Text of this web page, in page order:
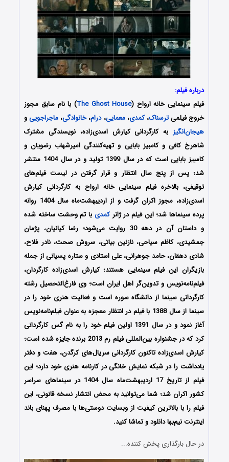
درباره فیلم:
فیلم سینمایی خانه ارواح (The Ghost House) با نام سابق مجوز
خروج فیلمیترسناک،کمدی،معمایی،درام،خانوادگی، ماجراجوییو
هیجان‌انگیز به کارگردانی کیارش اسدی‌زاده، نویسندگی مشترک
شاهرخ کافی و کامبیز بابایی و تهیه‌کنندگی امیرشهاب رضویان و
کامبیز بابایی است که در سال 1399 تولید و در سال 1404 منتشر
شد؛ پس از پنج سال انتظار و قرار گرفتن در لیست فیلم‌های
توقیفی، بالاخره فیلم سینمایی خانه ارواح به کارگردانی کیارش
اسدی‌زاده، مجوز اکران گرفت و از اردیبهشت‌ماه سال 1404 روانه
پرده سینماها شد؛ این فیلم در ژانرکمدی با تم وحشت ساخته شده
و داستان آن در دهه 30 روایت می‌شود؛ رضا کیانیان، پژمان
جمشیدی، کاظم سیاحی، نازنین بیاتی، سروش صحت، نادر فلاح،
شادی دهقان، حامد جوهرانی، علی استادی و ستاره پسیانی از جمله
بازیگران این فیلم سینمایی هستند؛ کیارش اسدی‌زاده کارگردان،
فیلم‌نامه‌نویس و تدوین‌گر اهل ایران است؛ وی فارغ‌التحصیل رشته
کارگردانی سینما از دانشگاه سوره است و فعالیت هنری خود را در
سینما از سال 1388 با فیلم در انتظار معجزه به عنوان فیلم‌نامه‌نویس
آغاز نمود و در سال 1391 اولین فیلم خود را به نام گس کارگردانی
کرد که در جشنواره بین‌المللی فیلم رم 2013 برنده جایزه شده‌ است؛
کیارش اسدی‌زاده تاکنون کارگردانی سریال‌های کرگدن، هفت و دفتر
یادداشت را در شبکه نمایش خانگی در کارنامه هنری خود دارد؛ این
فیلم از تاریخ 17 اردیبهشت‌ماه سال 1404 در سینماهای سراسر
کشور اکران شد؛ شما می‌توانید به محض انتشار نسخه قانونی، این
فیلم را با بالاترین کیفیت از وبسایت دوستی‌ها با مصرف پهنای باند
اینترنت نیم‌بها دانلود و تماشا کنید.
در حال بارگذاری پخش کننده...